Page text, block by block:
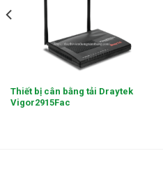
Thiết bị cân bằng tải Draytek
Vigor2915Fac